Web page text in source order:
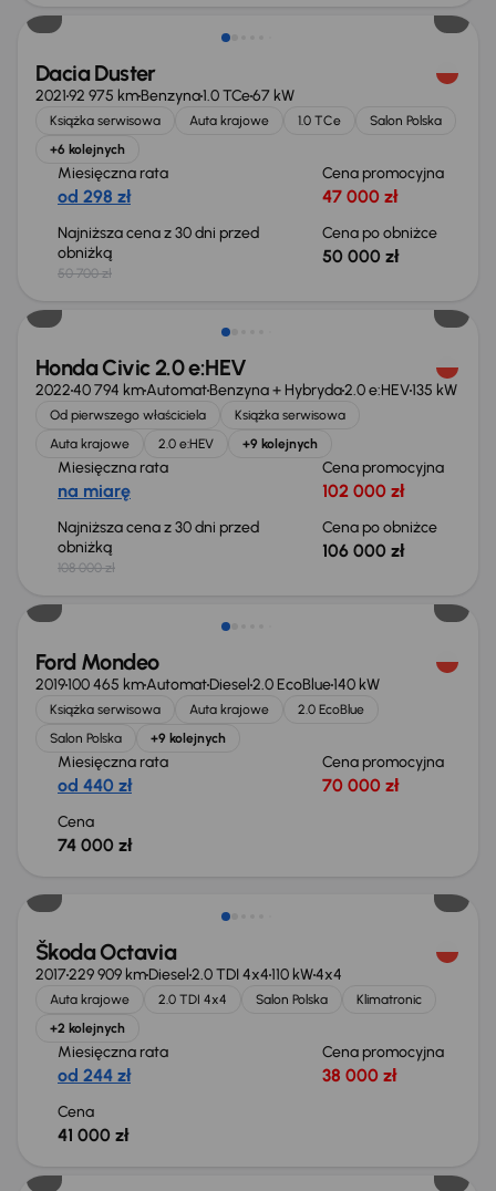
Dacia Duster
202192 975 kmBenzyna1.0 TCe67 kW
Książka serwisowa Auta krajowe 1.0 TCe
Salon Polska
+6 kolejnych
Miesięczna rata
od 298 zł
Cena promocyjna
47 000 zł
Najniższa cena z 30 dni przed
obniżką
50 700 zł
Cena po obniżce
50 000 zł
Taniej o 2 000 zł
Honda Civic 2.0 e:HEV
202240 794 kmAutomatBenzyna + Hybryda2.0 e:HEV135 kW
Od pierwszego właściciela
Książka serwisowa
Auta krajowe
2.0 e:HEV +9 kolejnych
Miesięczna rata
na miarę
Cena promocyjna
102 000 zł
Najniższa cena z 30 dni przed
obniżką
108 000 zł
Cena po obniżce
106 000 zł
Ford Mondeo
2019100 465 kmAutomatDiesel2.0 EcoBlue140 kW
Książka serwisowa Auta krajowe
2.0 EcoBlue
Salon Polska
+9 kolejnych
Miesięczna rata
od 440 zł
Cena promocyjna
70 000 zł
Cena
74 000 zł
Škoda Octavia
2017229 909 kmDiesel2.0 TDI 4x4110 kW4x4
Auta krajowe 2.0 TDI 4x4 Salon Polska
Klimatronic
+2 kolejnych
Miesięczna rata
od 244 zł
Cena promocyjna
38 000 zł
Cena
41 000 zł